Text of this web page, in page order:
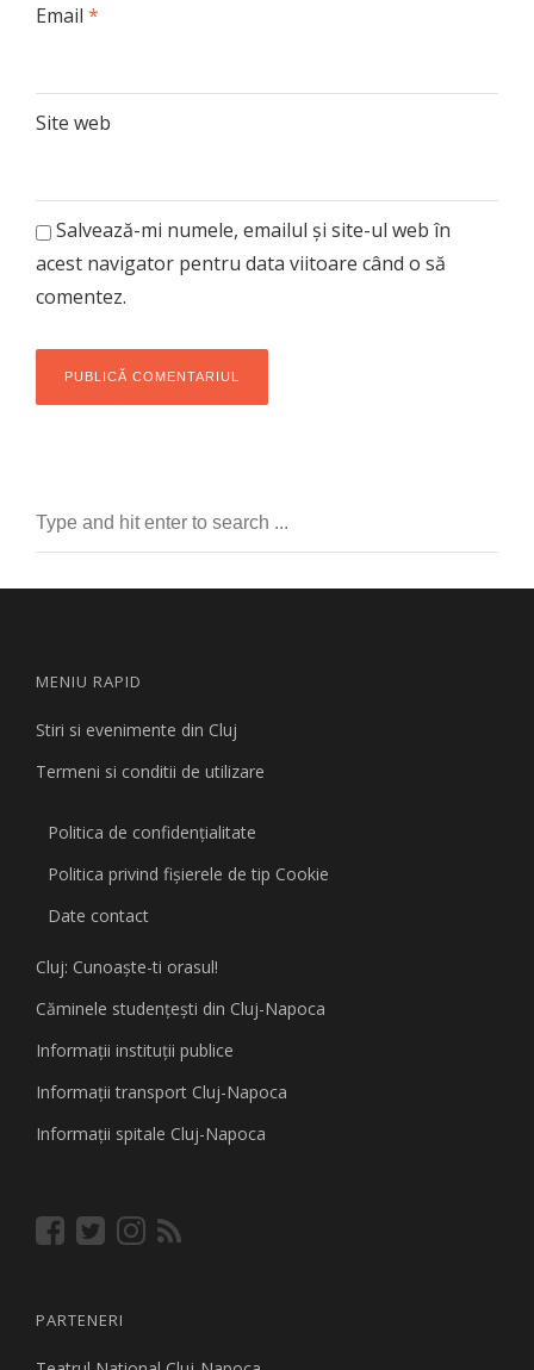
Email *
Site web
Salvează-mi numele, emailul și site-ul web în
acest navigator pentru data viitoare când o să
comentez.
MENIU RAPID
Stiri si evenimente din Cluj
Termeni si conditii de utilizare
Politica de confidențialitate
Politica privind fişierele de tip Cookie
Date contact
Cluj: Cunoaşte-ti orasul!
Căminele studenţeşti din Cluj-Napoca
Informaţii instituţii publice
Informaţii transport Cluj-Napoca
Informaţii spitale Cluj-Napoca
PARTENERI